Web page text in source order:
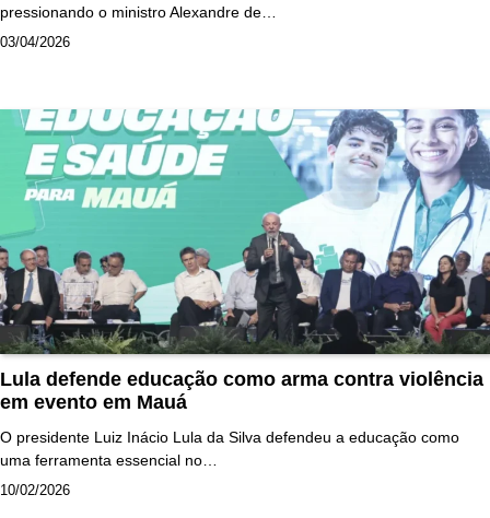
pressionando o ministro Alexandre de…
03/04/2026
Lula defende educação como arma contra violência
em evento em Mauá
O presidente Luiz Inácio Lula da Silva defendeu a educação como
uma ferramenta essencial no…
10/02/2026